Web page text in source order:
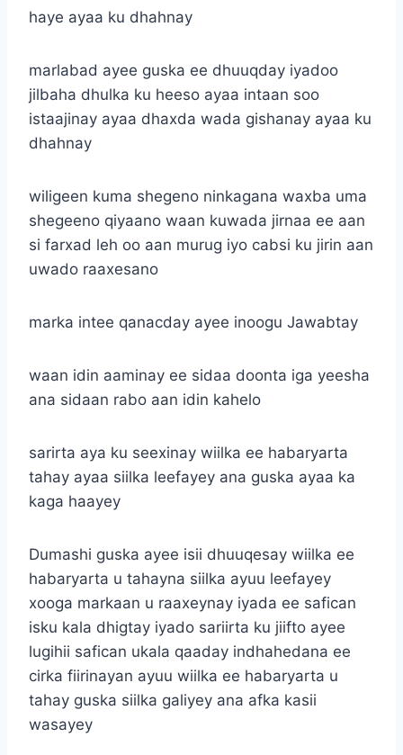
haye ayaa ku dhahnay
marlabad ayee guska ee dhuuqday iyadoo
jilbaha dhulka ku heeso ayaa intaan soo
istaajinay ayaa dhaxda wada gishanay ayaa ku
dhahnay
wiligeen kuma shegeno ninkagana waxba uma
shegeeno qiyaano waan kuwada jirnaa ee aan
si farxad leh oo aan murug iyo cabsi ku jirin aan
uwado raaxesano
marka intee qanacday ayee inoogu Jawabtay
waan idin aaminay ee sidaa doonta iga yeesha
ana sidaan rabo aan idin kahelo
sarirta aya ku seexinay wiilka ee habaryarta
tahay ayaa siilka leefayey ana guska ayaa ka
kaga haayey
Dumashi guska ayee isii dhuuqesay wiilka ee
habaryarta u tahayna siilka ayuu leefayey
xooga markaan u raaxeynay iyada ee safican
isku kala dhigtay iyado sariirta ku jiifto ayee
lugihii safican ukala qaaday indhahedana ee
cirka fiirinayan ayuu wiilka ee habaryarta u
tahay guska siilka galiyey ana afka kasii
wasayey